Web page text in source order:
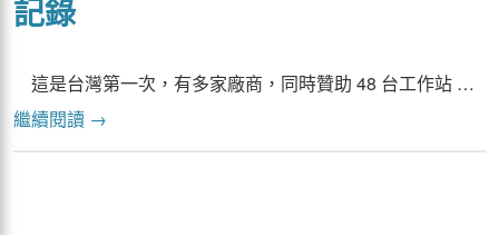
記錄
這是台灣第一次，有多家廠商，同時贊助 48 台工作站 …
繼續閱讀 →